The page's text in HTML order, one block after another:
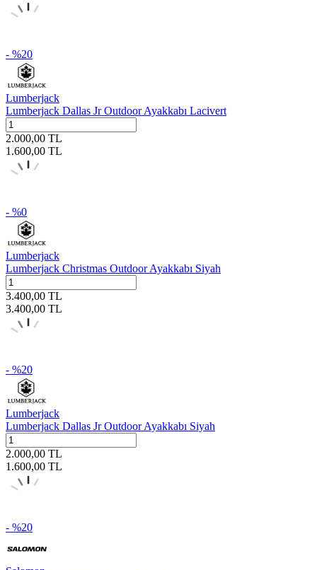
- %20
Lumberjack
Lumberjack Dallas Jr Outdoor Ayakkabı Lacivert
2.000,00 TL
1.600,00 TL
- %0
Lumberjack
Lumberjack Christmas Outdoor Ayakkabı Siyah
3.400,00 TL
3.400,00 TL
- %20
Lumberjack
Lumberjack Dallas Jr Outdoor Ayakkabı Siyah
2.000,00 TL
1.600,00 TL
- %20